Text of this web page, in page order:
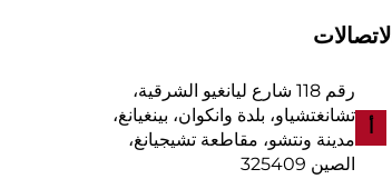
الاتصالات
أ
رقم 118 شارع ليانغيو الشرقية،
تشانغتشياو، بلدة وانكوان، بينغيانغ،
مدينة ونتشو، مقاطعة تشيجيانغ،
الصين 325409